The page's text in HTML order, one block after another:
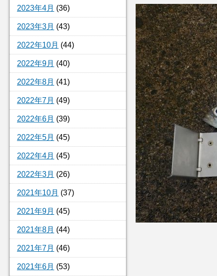
2023年4月 (36)
2023年3月 (43)
2022年10月 (44)
2022年9月 (40)
2022年8月 (41)
2022年7月 (49)
2022年6月 (39)
2022年5月 (45)
2022年4月 (45)
2022年3月 (26)
2021年10月 (37)
2021年9月 (45)
2021年8月 (44)
2021年7月 (46)
2021年6月 (53)